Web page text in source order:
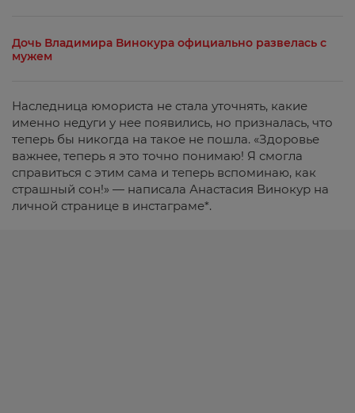
Дочь Владимира Винокура официально развелась с
мужем
Наследница юмориста не стала уточнять, какие
именно недуги у нее появились, но призналась, что
теперь бы никогда на такое не пошла. «Здоровье
важнее, теперь я это точно понимаю! Я смогла
справиться с этим сама и теперь вспоминаю, как
страшный сон!» — написала Анастасия Винокур на
личной странице в инстаграме*.